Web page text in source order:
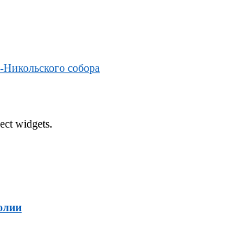
собора
widgets.